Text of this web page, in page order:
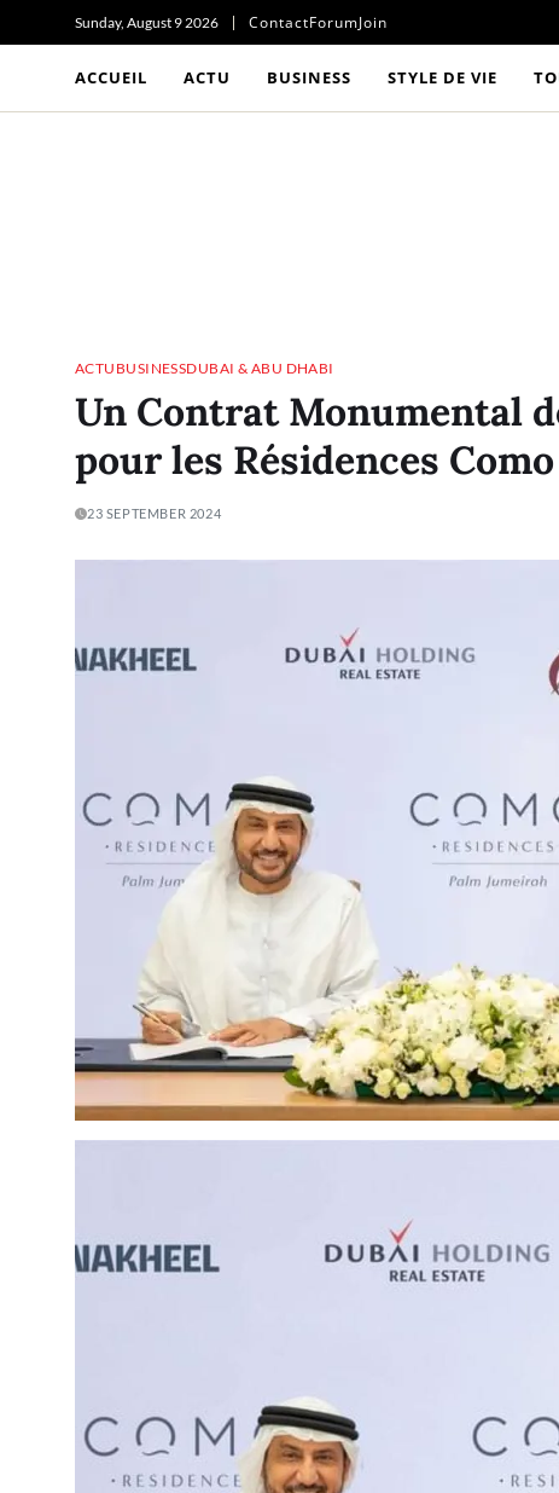
Sunday, August 9 2026 ContactForumJoin
ACCUEIL ACTU BUSINESS STYLE DE VIE
ACTU BUSINESSDUBAI & ABU DHABI
Un Contrat Monumental
pour les Résidences
23 SEPTEMBER 2024